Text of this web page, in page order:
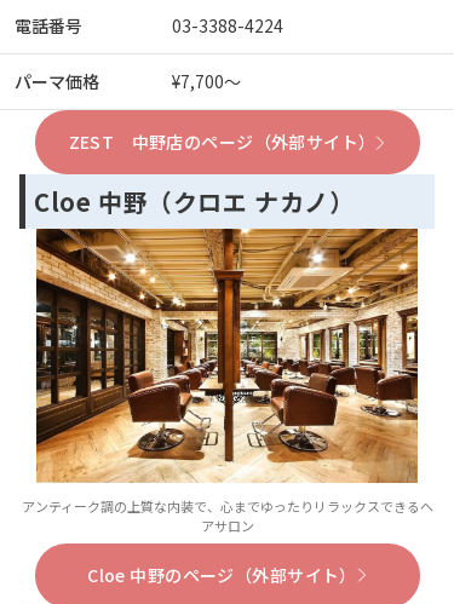
電話番号 03-3388-4224
パーマ価格 ¥7,700～
ZEST 中野店のページ（外部サイト）
Cloe 中野（クロエ ナカノ）
アンティーク調の上質な内装で、心までゆったりリラックスできるヘ
アサロン
Cloe 中野のページ（外部サイト）